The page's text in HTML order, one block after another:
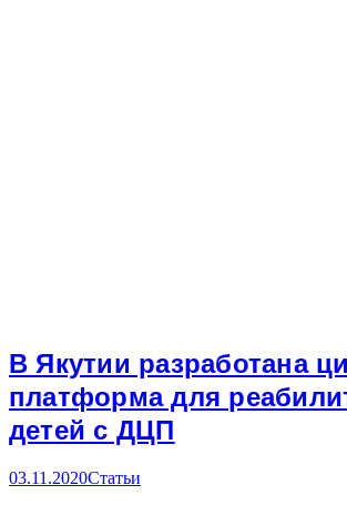
В Якутии разработана
платформа для
детей с ДЦП
03.11.2020Статьи